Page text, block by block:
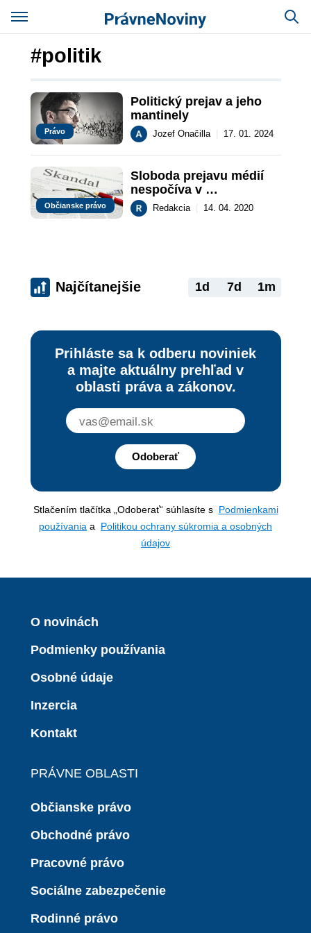
#politik
Právo
Politický prejav a jeho
mantinely
Jozef Onačilla 17. 01. 2024
Občianske právo
Sloboda prejavu médií
nespočíva v
zosmiešňovaní verejne
známych osôb
Redakcia 14. 04. 2020
Najčítanejšie 1d 7d 1m
Prihláste sa k odberu noviniek
a majte aktuálny prehľad v
oblasti práva a zákonov.
Odoberať
Stlačením tlačítka „Odoberať“ súhlasíte s Podmienkami
používania a Politikou ochrany súkromia a osobných
údajov
O novinách
Podmienky používania
Osobné údaje
Inzercia
Kontakt
PRÁVNE OBLASTI
Občianske právo
Obchodné právo
Pracovné právo
Sociálne zabezpečenie
Rodinné právo